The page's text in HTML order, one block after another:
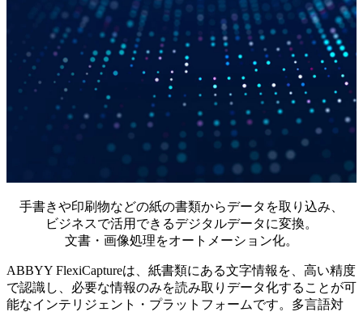
手書きや印刷物などの紙の書類からデータを取り込み、
ビジネスで活用できるデジタルデータに変換。
文書・画像処理をオートメーション化。
ABBYY FlexiCaptureは、紙書類にある文字情報を、高い精度
で認識し、必要な情報のみを読み取りデータ化することが可
能なインテリジェント・プラットフォームです。多言語対